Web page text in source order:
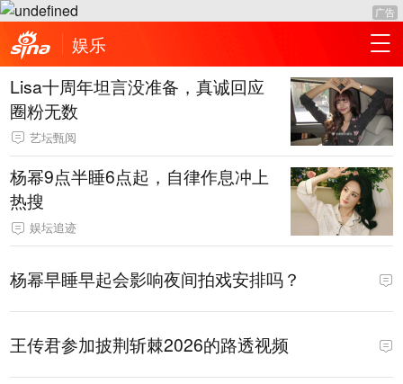
广告
娱乐
Lisa十周年坦言没准备，真诚回应
圈粉无数
艺坛甄阅
杨幂9点半睡6点起，自律作息冲上
热搜
娱坛追迹
杨幂早睡早起会影响夜间拍戏安排吗？
王传君参加披荆斩棘2026的路透视频